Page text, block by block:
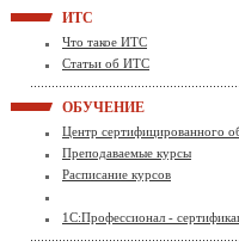
ИТС
Что такое ИТС
Статьи об ИТС
ОБУЧЕНИЕ
Центр сертифицированного
Преподаваемые курсы
Расписание курсов
1С:Профессионал -